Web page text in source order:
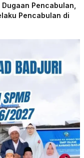
Pencabulan,
Pencabulan di